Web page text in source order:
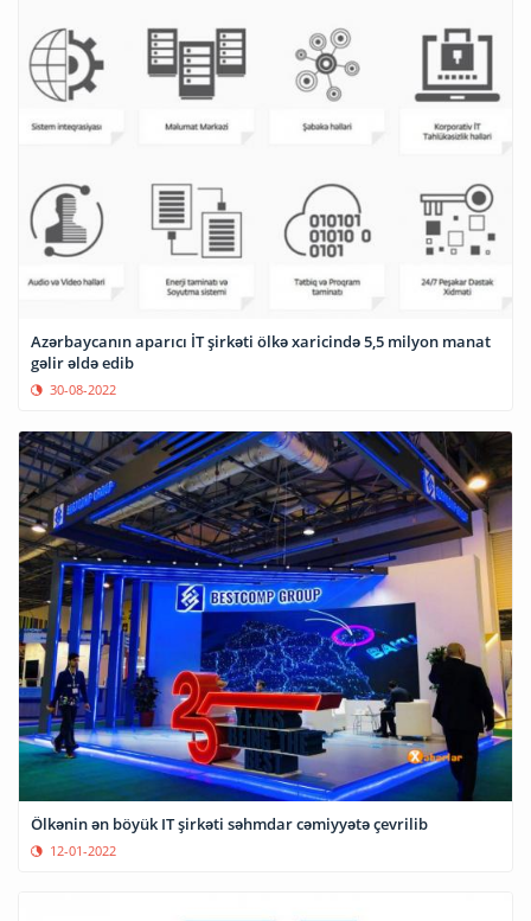
Azərbaycanın aparıcı İT şirkəti ölkə xaricində 5,5 milyon manat
gəlir əldə edib
30-08-2022
Ölkənin ən böyük IT şirkəti səhmdar cəmiyyətə çevrilib
12-01-2022